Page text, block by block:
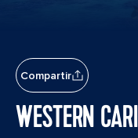
Compartir
WESTERN